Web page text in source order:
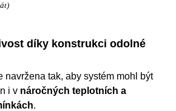
díky konstrukci odolné
navržena tak, aby systém mohl být
i v náročných teplotních a
.